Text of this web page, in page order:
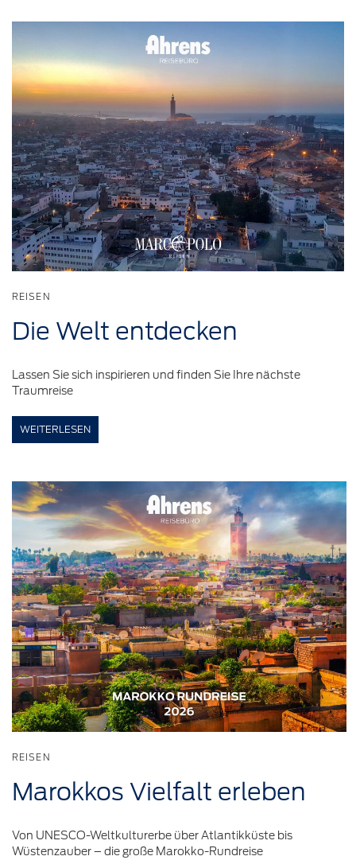
REISEN
Die Welt entdecken
Lassen Sie sich inspirieren und finden Sie Ihre nächste
Traumreise
WEITERLESEN
REISEN
Marokkos Vielfalt erleben
Von UNESCO-Weltkulturerbe über Atlantikküste bis
Wüstenzauber – die große Marokko-Rundreise